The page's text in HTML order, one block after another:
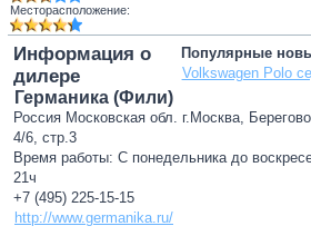
Месторасположение:
Популярные
Volkswagen Polo
Информация о
дилере
Германика (Фили)
Россия Московская обл. г.Москва,
4/6, стр.3
Время работы: С понедельника до
21ч
+7 (495) 225-15-15
http://www.germanika.ru/